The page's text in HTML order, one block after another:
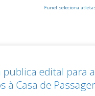
Funel seleciona
publica edital para
à Casa de